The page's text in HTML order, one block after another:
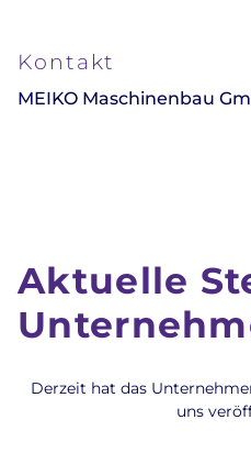
Kontakt
MEIKO Maschinenbau
Aktuelle
Derzeit hat das
uns